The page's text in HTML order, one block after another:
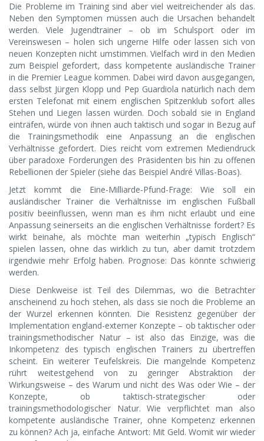
Die Probleme im Training sind aber viel weitreichender als das.
Neben den Symptomen müssen auch die Ursachen behandelt
werden. Viele Jugendtrainer – ob im Schulsport oder im
Vereinswesen – holen sich ungerne Hilfe oder lassen sich von
neuen Konzepten nicht umstimmen. Vielfach wird in den Medien
zum Beispiel gefordert, dass kompetente ausländische Trainer
in die Premier League kommen. Dabei wird davon ausgegangen,
dass selbst Jürgen Klopp und Pep Guardiola natürlich nach dem
ersten Telefonat mit einem englischen Spitzenklub sofort alles
Stehen und Liegen lassen würden. Doch sobald sie in England
einträfen, würde von ihnen auch taktisch und sogar in Bezug auf
die Trainingsmethodik eine Anpassung an die englischen
Verhältnisse gefordert. Dies reicht vom extremen Mediendruck
über paradoxe Forderungen des Präsidenten bis hin zu offenen
Rebellionen der Spieler (siehe das Beispiel André Villas-Boas).
Jetzt kommt die Eine-Milliarde-Pfund-Frage: Wie soll ein
ausländischer Trainer die Verhältnisse im englischen Fußball
positiv beeinflussen, wenn man es ihm nicht erlaubt und eine
Anpassung seinerseits an die englischen Verhältnisse fordert? Es
wirkt beinahe, als möchte man weiterhin „typisch Englisch“
spielen lassen, ohne das wirklich zu tun, aber damit trotzdem
irgendwie mehr Erfolg haben. Prognose: Das könnte schwierig
werden.
Diese Denkweise ist Teil des Dilemmas, wo die Betrachter
anscheinend zu hoch stehen, als dass sie noch die Probleme an
der Wurzel erkennen könnten. Die Resistenz gegenüber der
Implementation england-externer Konzepte – ob taktischer oder
trainingsmethodischer Natur – ist also das Einzige, was die
Inkompetenz des typisch englischen Trainers zu übertreffen
scheint. Ein weiterer Teufelskreis. Die mangelnde Kompetenz
rührt weitestgehend von zu geringer Abstraktion der
Wirkungsweise – des Warum und nicht des Was oder Wie – der
Konzepte, ob taktisch-strategischer oder
trainingsmethodologischer Natur. Wie verpflichtet man also
kompetente ausländische Trainer, ohne Kompetenz erkennen
zu können? Ach ja, einfache Antwort: Mit Geld. Womit wir wieder